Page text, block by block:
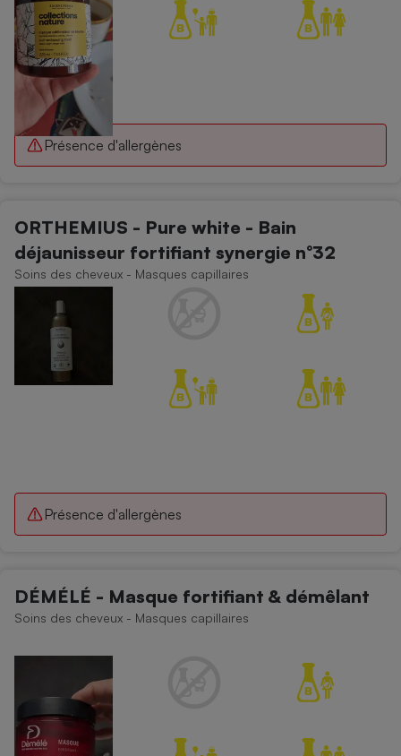
Présence d'allergènes
ORTHEMIUS - Pure white - Bain
déjaunisseur fortifiant synergie n°32
Soins des cheveux - Masques capillaires
Présence d'allergènes
DÉMÉLÉ - Masque fortifiant & démêlant
Soins des cheveux - Masques capillaires